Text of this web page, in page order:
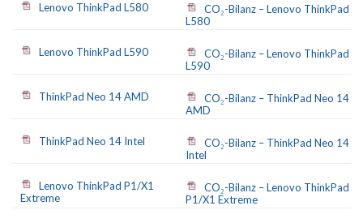
Lenovo ThinkPad L580
CO₂-Bilanz – Lenovo ThinkPad
L580
Lenovo ThinkPad L590
CO₂-Bilanz – Lenovo ThinkPad
L590
ThinkPad Neo 14 AMD
CO₂-Bilanz – ThinkPad Neo 14
AMD
ThinkPad Neo 14 Intel
CO₂-Bilanz – ThinkPad Neo 14
Intel
Lenovo ThinkPad P1/X1
Extreme
CO₂-Bilanz – Lenovo ThinkPad
P1/X1 Extreme